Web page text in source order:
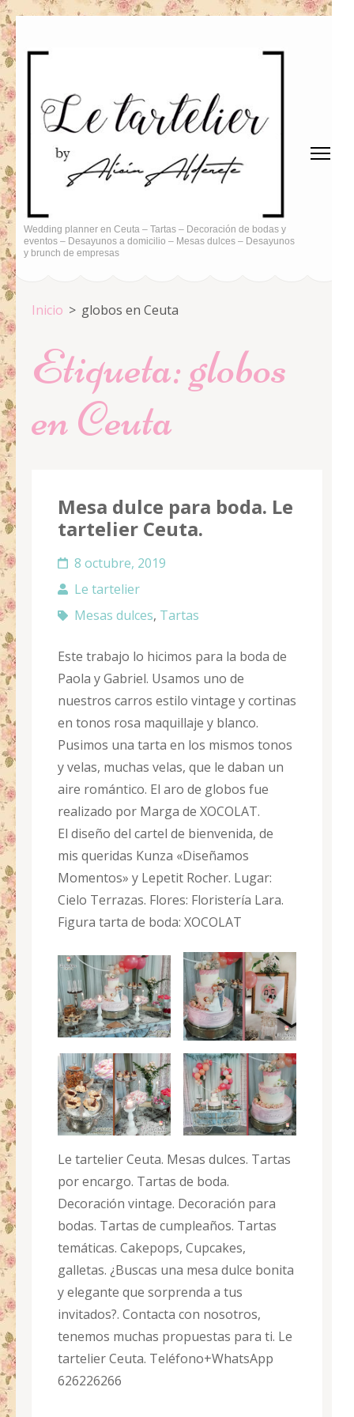
Saltar
al
(presiona
la
tecla
Wedding planner en Ceuta – Tartas – Decoración de bodas y
eventos – Desayunos a domicilio – Mesas dulces – Desayunos
y brunch de empresas
Inicio > globos en Ceuta
Etiqueta:globos
en Ceuta
Mesa dulce para boda. Le
tartelier Ceuta.
8 octubre, 2019
Le tartelier
Mesas dulces, Tartas
Este trabajo lo hicimos para la boda de
Paola y Gabriel. Usamos uno de
nuestros carros estilo vintage y cortinas
en tonos rosa maquillaje y blanco.
Pusimos una tarta en los mismos tonos
y velas, muchas velas, que le daban un
aire romántico. El aro de globos fue
realizado por Marga de XOCOLAT.
El diseño del cartel de bienvenida, de
mis queridas Kunza «Diseñamos
Momentos» y Lepetit Rocher. Lugar:
Cielo Terrazas. Flores: Floristería Lara.
Figura tarta de boda: XOCOLAT
Le tartelier Ceuta. Mesas dulces. Tartas
por encargo. Tartas de boda.
Decoración vintage. Decoración para
bodas. Tartas de cumpleaños. Tartas
temáticas. Cakepops, Cupcakes,
galletas. ¿Buscas una mesa dulce bonita
y elegante que sorprenda a tus
invitados?. Contacta con nosotros,
tenemos muchas propuestas para ti. Le
tartelier Ceuta. Teléfono+WhatsApp
626226266